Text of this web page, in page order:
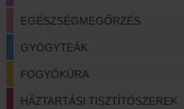
EGÉSZSÉGMEGŐRZÉS
GYÓGYTEÁK
FOGYÓKÚRA
HÁZTARTÁSI TISZTÍTÓSZEREK